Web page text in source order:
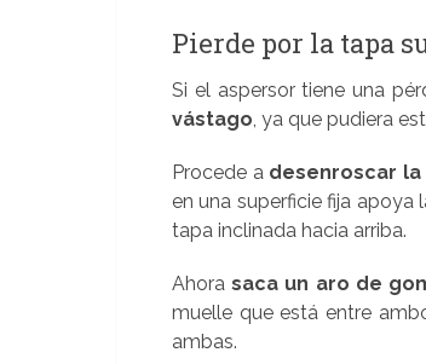
Pierde por la tapa
Si el aspersor tiene una
vástago, ya que pudiera
Procede a desenroscar
en una superficie fija
tapa inclinada hacia arriba.
Ahorasaca un aro de
muelle que está entre
ambas.